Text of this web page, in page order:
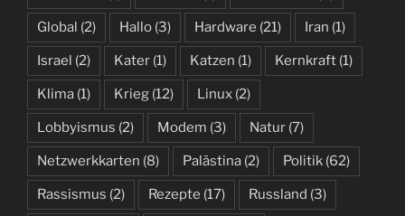
Global (2) Hallo (3) Hardware (21) Iran (1)
Israel (2) Kater (1) Katzen (1) Kernkraft (1)
Klima (1) Krieg (12) Linux (2)
Lobbyismus (2) Modem (3) Natur (7)
Netzwerkkarten (8) Palästina (2) Politik (62)
Rassismus (2) Rezepte (17) Russland (3)